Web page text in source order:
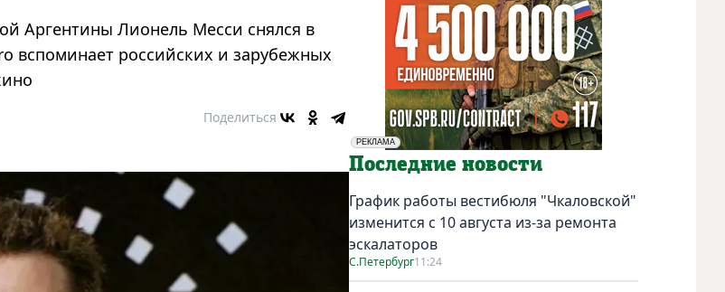
Аргентины Лионель Месси снялся в
вспоминает российских и зарубежных
Поделиться
РЕКЛАМА
Социальная реклама
Последние новости
График работы вестибюля "Чкаловской"
изменится с 10 августа из-за ремонта
эскалаторов
С.Петербург11:24